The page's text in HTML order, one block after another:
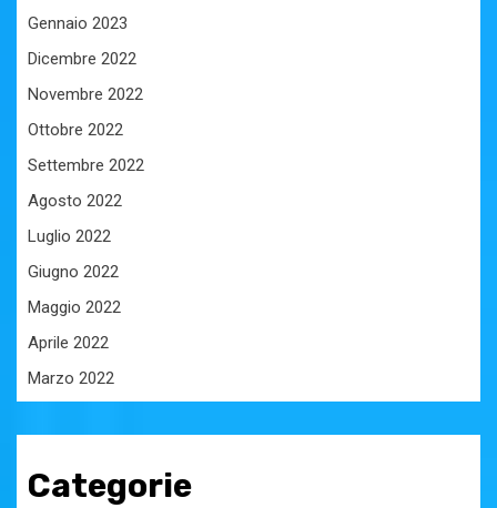
Gennaio 2023
Dicembre 2022
Novembre 2022
Ottobre 2022
Settembre 2022
Agosto 2022
Luglio 2022
Giugno 2022
Maggio 2022
Aprile 2022
Marzo 2022
Categorie